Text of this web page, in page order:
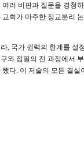
러 비판과 질문을 경청
회가 마주한 정교분리
, 국가 권력의 한계를 설
와 집필의 전 과정에서
다. 이 저술의 모든 결실